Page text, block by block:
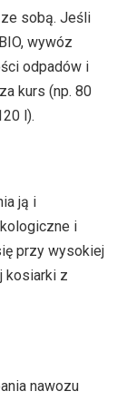
sobą. Jeśli
wywóz
odpadów i
kurs (np. 80
l).
ją i
i
przy wysokiej
kosiarki z
nawozu